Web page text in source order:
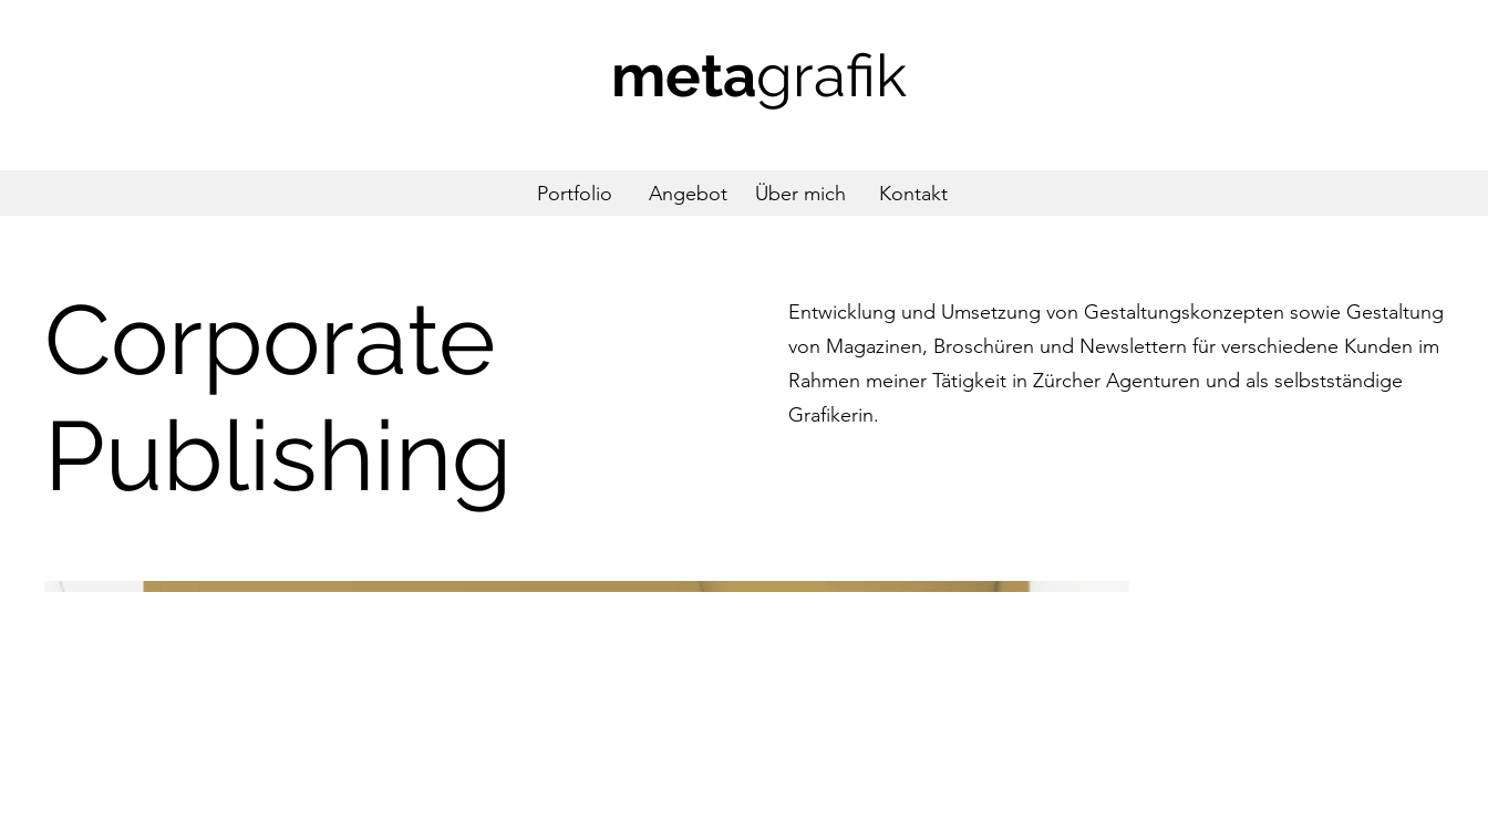
metagrafik
Portfolio Angebot Über mich Kontakt
Corporate
Publishing
Entwicklung und Umsetzung von Gestaltungskonzepten sowie Gestaltung
von Magazinen, Broschüren und Newslettern für verschiedene Kunden im
Rahmen meiner Tätigkeit in Zürcher Agenturen und als selbstständige
Grafikerin.